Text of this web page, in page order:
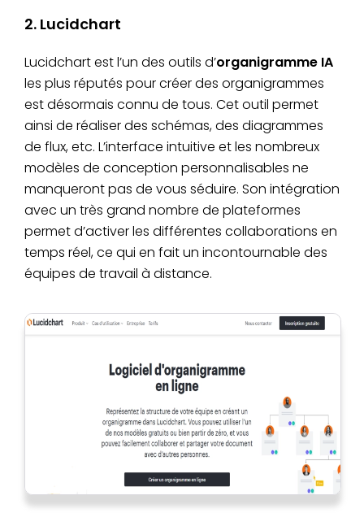
2. Lucidchart
Lucidchart est l’un des outils d’organigramme IA
les plus réputés pour créer des organigrammes
est désormais connu de tous. Cet outil permet
ainsi de réaliser des schémas, des diagrammes
de flux, etc. L’interface intuitive et les nombreux
modèles de conception personnalisables ne
manqueront pas de vous séduire. Son intégration
avec un très grand nombre de plateformes
permet d’activer les différentes collaborations en
temps réel, ce qui en fait un incontournable des
équipes de travail à distance.